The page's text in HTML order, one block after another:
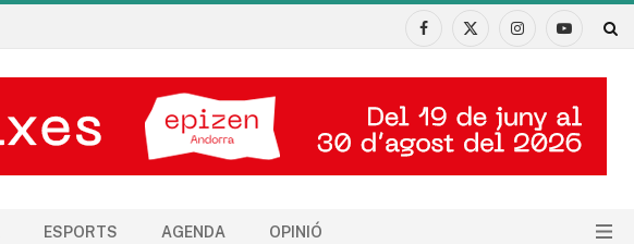
Facebook
X
InstagramYouTube
ESPORTS AGENDA OPINIÓ